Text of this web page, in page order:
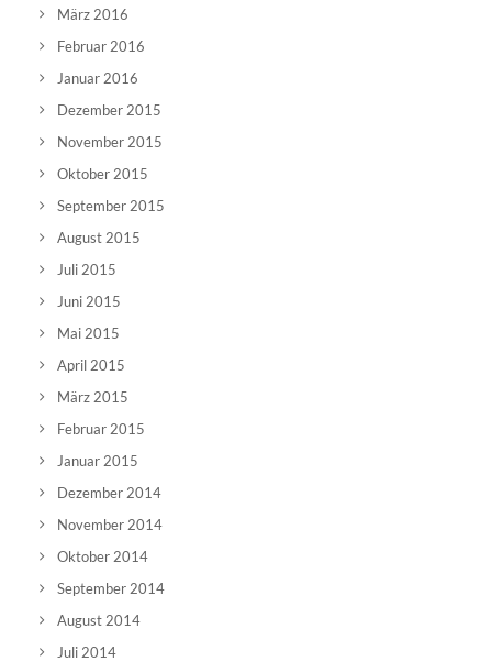
März 2016
Februar 2016
Januar 2016
Dezember 2015
November 2015
Oktober 2015
September 2015
August 2015
Juli 2015
Juni 2015
Mai 2015
April 2015
März 2015
Februar 2015
Januar 2015
Dezember 2014
November 2014
Oktober 2014
September 2014
August 2014
Juli 2014